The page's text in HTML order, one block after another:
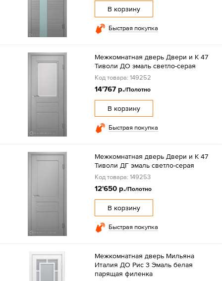
В корзину
Быстрая покупка
Межкомнатная дверь Двери и К 47
Тиволи ДО эмаль светло-серая
Код товара: 149252
14'767 р./Полотно
В корзину
Быстрая покупка
Межкомнатная дверь Двери и К 47
Тиволи ДГ эмаль светло-серая
Код товара: 149253
12'650 р./Полотно
В корзину
Быстрая покупка
Межкомнатная дверь Мильяна
Италия ДО Рис 3 Эмаль белая
парящая филенка